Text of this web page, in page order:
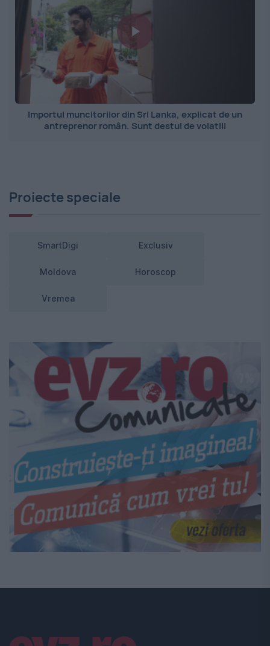
Importul muncitorilor din Sri Lanka, explicat de un
antreprenor român. Sunt destul de volatili
Proiecte speciale
SmartDigi Exclusiv
Moldova Horoscop
Vremea